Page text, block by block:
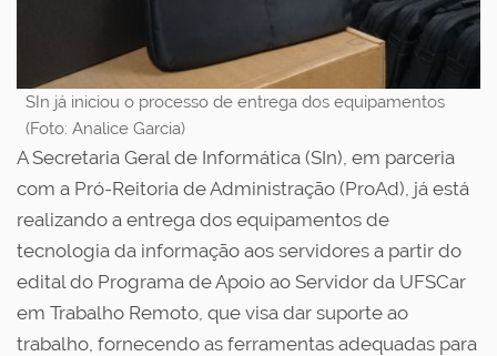
SIn já iniciou o processo de entrega dos equipamentos
(Foto: Analice Garcia)
A Secretaria Geral de Informática (SIn), em parceria
com a Pró-Reitoria de Administração (ProAd), já está
realizando a entrega dos equipamentos de
tecnologia da informação aos servidores a partir do
edital do Programa de Apoio ao Servidor da UFSCar
em Trabalho Remoto, que visa dar suporte ao
trabalho, fornecendo as ferramentas adequadas para